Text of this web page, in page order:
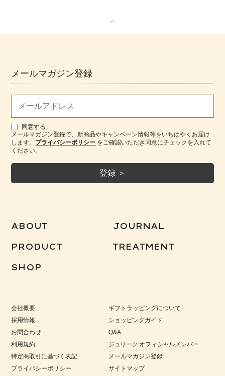
メールマガジン登録
同意する
メールマガジン登録で、新商品やキャンペーン情報等をいちはやくお届け
します。 プライバシーポリシー をご確認いただき同意にチェックを入れて
ください。
ABOUT JOURNAL
PRODUCT TREATMENT
SHOP
会社概要
採用情報
お問合わせ
利用規約
特定商取引に基づく表記
プライバシーポリシー
ギフトラッピングについて
ショッピングガイド
Q&A
ジュリーク オフィシャルメンバー
メールマガジン登録
サイトマップ